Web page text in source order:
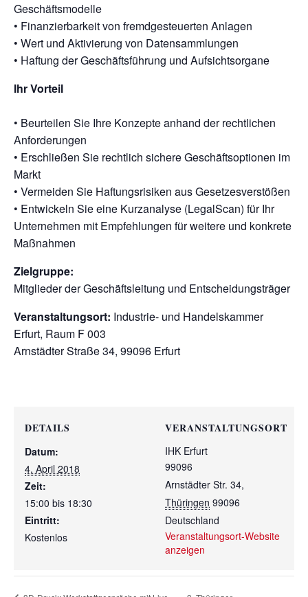
Geschäftsmodelle
• Finanzierbarkeit von fremdgesteuerten Anlagen
• Wert und Aktivierung von Datensammlungen
• Haftung der Geschäftsführung und Aufsichtsorgane
Ihr Vorteil
• Beurteilen Sie Ihre Konzepte anhand der rechtlichen
Anforderungen
• Erschließen Sie rechtlich sichere Geschäftsoptionen im
Markt
• Vermeiden Sie Haftungsrisiken aus Gesetzesverstößen
• Entwickeln Sie eine Kurzanalyse (LegalScan) für Ihr
Unternehmen mit Empfehlungen für weitere und konkrete
Maßnahmen
Zielgruppe:
Mitglieder der Geschäftsleitung und Entscheidungsträger
Veranstaltungsort: Industrie- und Handelskammer
Erfurt, Raum F 003
Arnstädter Straße 34, 99096 Erfurt
DETAILS
Datum:
4. April 2018
Zeit:
15:00 bis 18:30
Eintritt:
Kostenlos
VERANSTALTUNGSORT
IHK Erfurt
99096
Arnstädter Str. 34,
Thüringen 99096
Deutschland
Veranstaltungsort-Website
anzeigen